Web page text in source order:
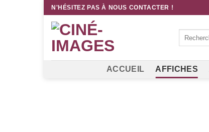
Passer
contenu
N'HÉSITEZ PAS À NOUS CONTACTER !
ACCUEIL AFFICHES